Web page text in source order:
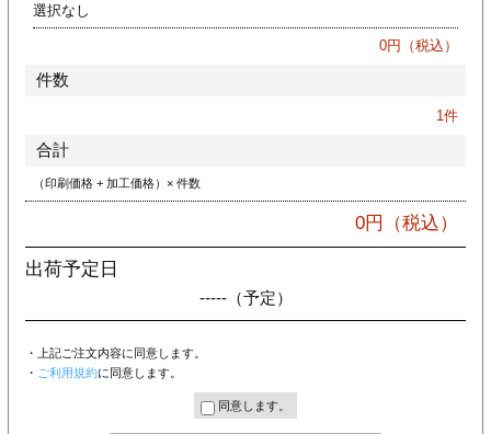
選択なし
0円（税込）
件数
1件
合計
（印刷価格 + 加工価格）× 件数
0円（税込）
出荷予定日
-----（予定）
・上記ご注文内容に同意します。
・ ご利用規約に同意します。
同意します。